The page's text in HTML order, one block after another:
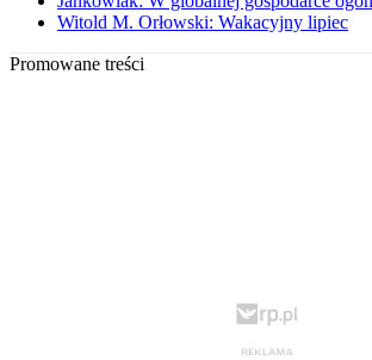
Witold M. Orłowski: Wakacyjny lipiec
Promowane treści